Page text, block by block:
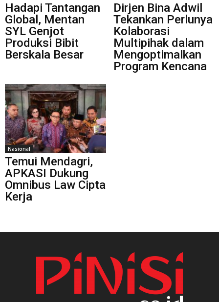
Hadapi Tantangan
Global, Mentan
SYL Genjot
Produksi Bibit
Berskala Besar
Dirjen Bina Adwil
Tekankan Perlunya
Kolaborasi
Multipihak dalam
Mengoptimalkan
Program Kencana
Nasional
Temui Mendagri,
APKASI Dukung
Omnibus Law Cipta
Kerja